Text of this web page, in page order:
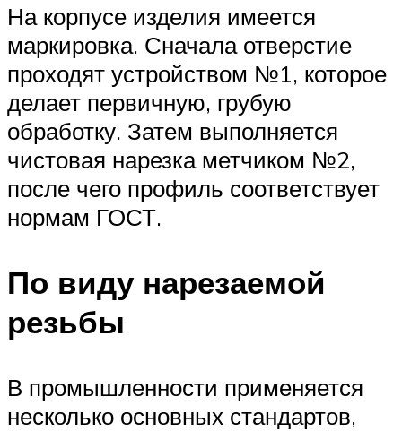
На корпусе изделия имеется
маркировка. Сначала отверстие
проходят устройством №1, которое
делает первичную, грубую
обработку. Затем выполняется
чистовая нарезка метчиком №2,
после чего профиль соответствует
нормам ГОСТ.
По виду нарезаемой
резьбы
В промышленности применяется
несколько основных стандартов,